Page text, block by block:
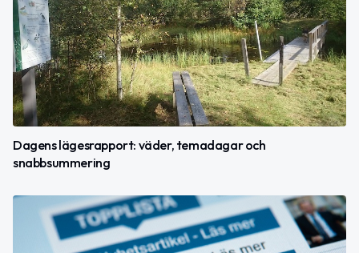
Dagens lägesrapport: väder, temadagar och
snabbsummering